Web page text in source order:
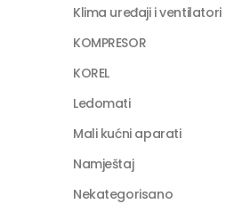
Klima uređaji i ventilatori
KOMPRESOR
KOREL
Ledomati
Mali kućni aparati
Namještaj
Nekategorisano